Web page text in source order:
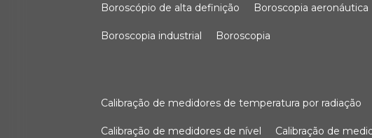
boroscópio de alta definição boroscopia aeronáutica
boroscopia industrial boroscopia
calibração de medidores de temperatura por radiação
calibração de medidores de nível calibração de